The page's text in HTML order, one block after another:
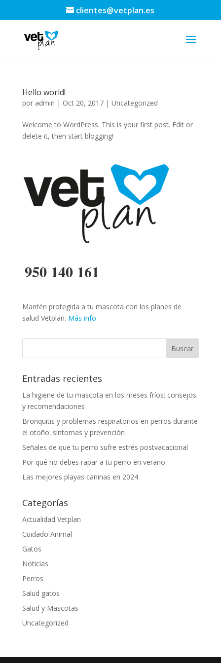
clientes@vetplan.es
Hello world!
por admin | Oct 20, 2017| Uncategorized
Welcome to WordPress. This is your first post. Edit or
delete it, then start blogging!
950 140 161
Mantén protegida a tu mascota con los planes de
salud Vetplan. Más info
Entradas recientes
La higiene de tu mascota en los meses fríos: consejos
y recomendaciones
Bronquitis y problemas respiratorios en perros durante
el otoño: síntomas y prevención
Señales de que tu perro sufre estrés postvacacional
Por qué no debes rapar a tu perro en verano
Las mejores playas caninas en 2024
Categorías
Actualidad Vetplan
Cuidado Animal
Gatos
Noticias
Perros
Salud gatos
Salud y Mascotas
Uncategorized